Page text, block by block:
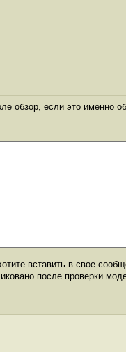
обзор, если это именно
вставить в свое
после проверки